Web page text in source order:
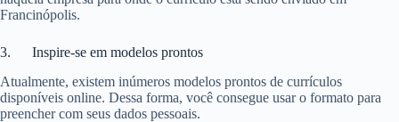
Francinópolis.
3. Inspire-se em modelos prontos
Atualmente, existem inúmeros modelos prontos de currículos
disponíveis online. Dessa forma, você consegue usar o formato para
preencher com seus dados pessoais.